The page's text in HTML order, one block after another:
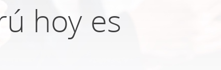
hoy es